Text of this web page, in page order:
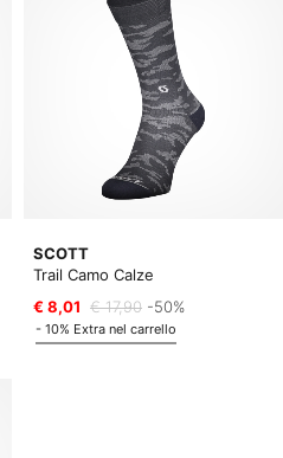
SCOTT
Trail Camo Calze
€ 8,01 € 17,90 -50%
- 10% Extra nel carrello